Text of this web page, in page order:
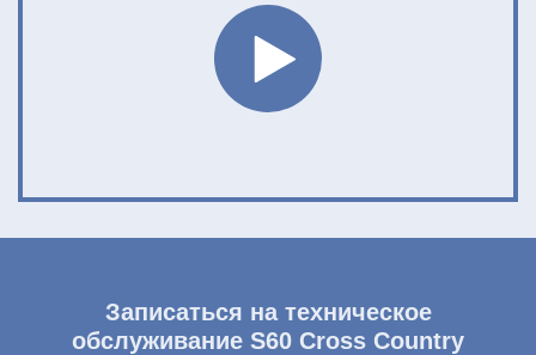
Записаться на техническое
обслуживание S60 Cross Country